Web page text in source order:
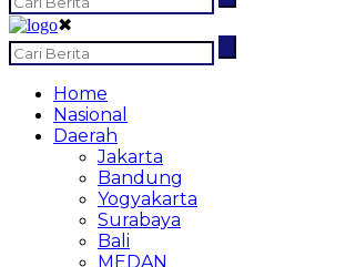
✖
Home
Nasional
Daerah
Jakarta
Bandung
Yogyakarta
Surabaya
Bali
MEDAN